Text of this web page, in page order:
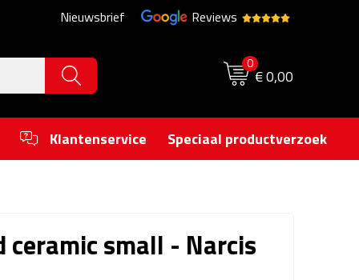
Nieuwsbrief Reviews
0
€ 0,00
Klantenservice Speciaal productverzoek
ceramic small - Narcis